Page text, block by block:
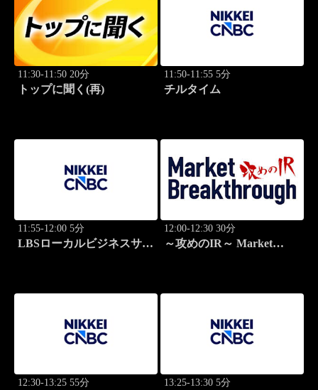
11:30-11:50 20分
トップに聞く(再)
11:50-11:55 5分
チルタイム
11:55-12:00 5分
LBSローカルビジネスサテ
12:00-12:30 30分
～攻めのIR～ Market
12:30-13:25 55分 13:25-13:30 5分